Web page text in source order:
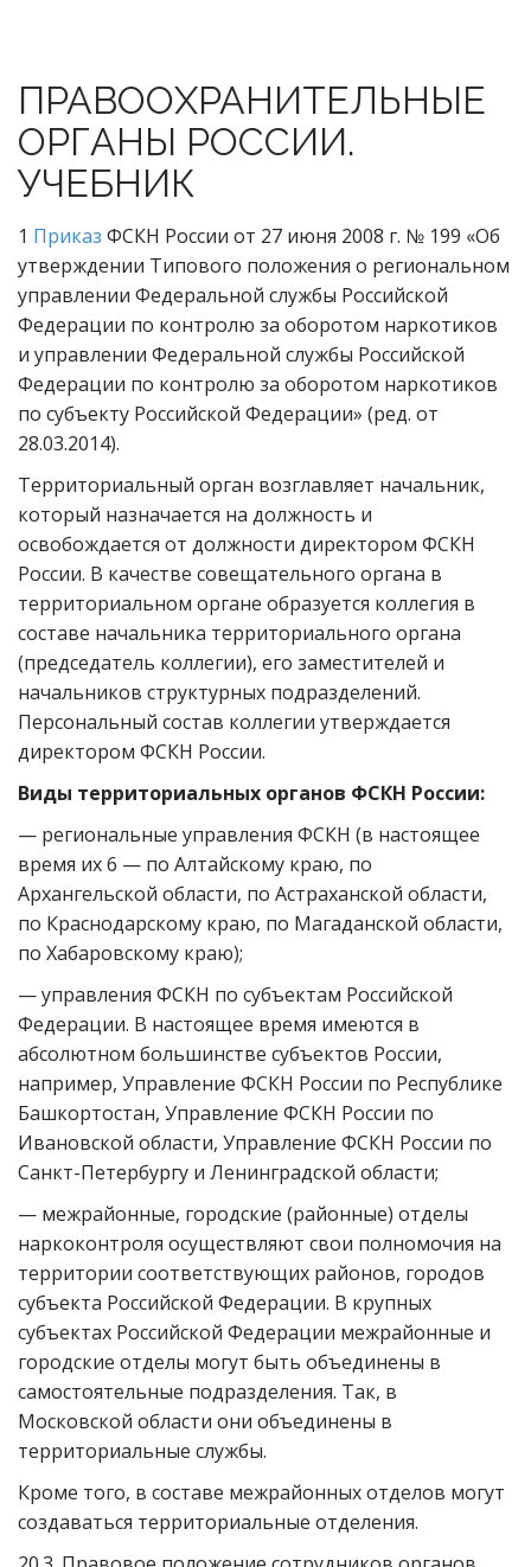
ПРАВООХРАНИТЕЛЬНЫЕ
ОРГАНЫ РОССИИ.
УЧЕБНИК
1 Приказ ФСКН России от 27 июня 2008 г. № 199 «Об
утверждении Типового положения о региональном
управлении Федеральной службы Российской
Федерации по контролю за оборотом наркотиков
и управлении Федеральной службы Российской
Федерации по контролю за оборотом наркотиков
по субъекту Российской Федерации» (ред. от
28.03.2014).
Территориальный орган возглавляет начальник,
который назначается на должность и
освобождается от должности директором ФСКН
России. В качестве совещательного органа в
территориальном органе образуется коллегия в
составе начальника территориального органа
(председатель коллегии), его заместителей и
начальников структурных подразделений.
Персональный состав коллегии утверждается
директором ФСКН России.
Виды территориальных органов ФСКН России:
— региональные управления ФСКН (в настоящее
время их 6 — по Алтайскому краю, по
Архангельской области, по Астраханской области,
по Краснодарскому краю, по Магаданской области,
по Хабаровскому краю);
— управления ФСКН по субъектам Российской
Федерации. В настоящее время имеются в
абсолютном большинстве субъектов России,
например, Управление ФСКН России по Республике
Башкортостан, Управление ФСКН России по
Ивановской области, Управление ФСКН России по
Санкт-Петербургу и Ленинградской области;
— межрайонные, городские (районные) отделы
наркоконтроля осуществляют свои полномочия на
территории соответствующих районов, городов
субъекта Российской Федерации. В крупных
субъектах Российской Федерации межрайонные и
городские отделы могут быть объединены в
самостоятельные подразделения. Так, в
Московской области они объединены в
территориальные службы.
Кроме того, в составе межрайонных отделов могут
создаваться территориальные отделения.